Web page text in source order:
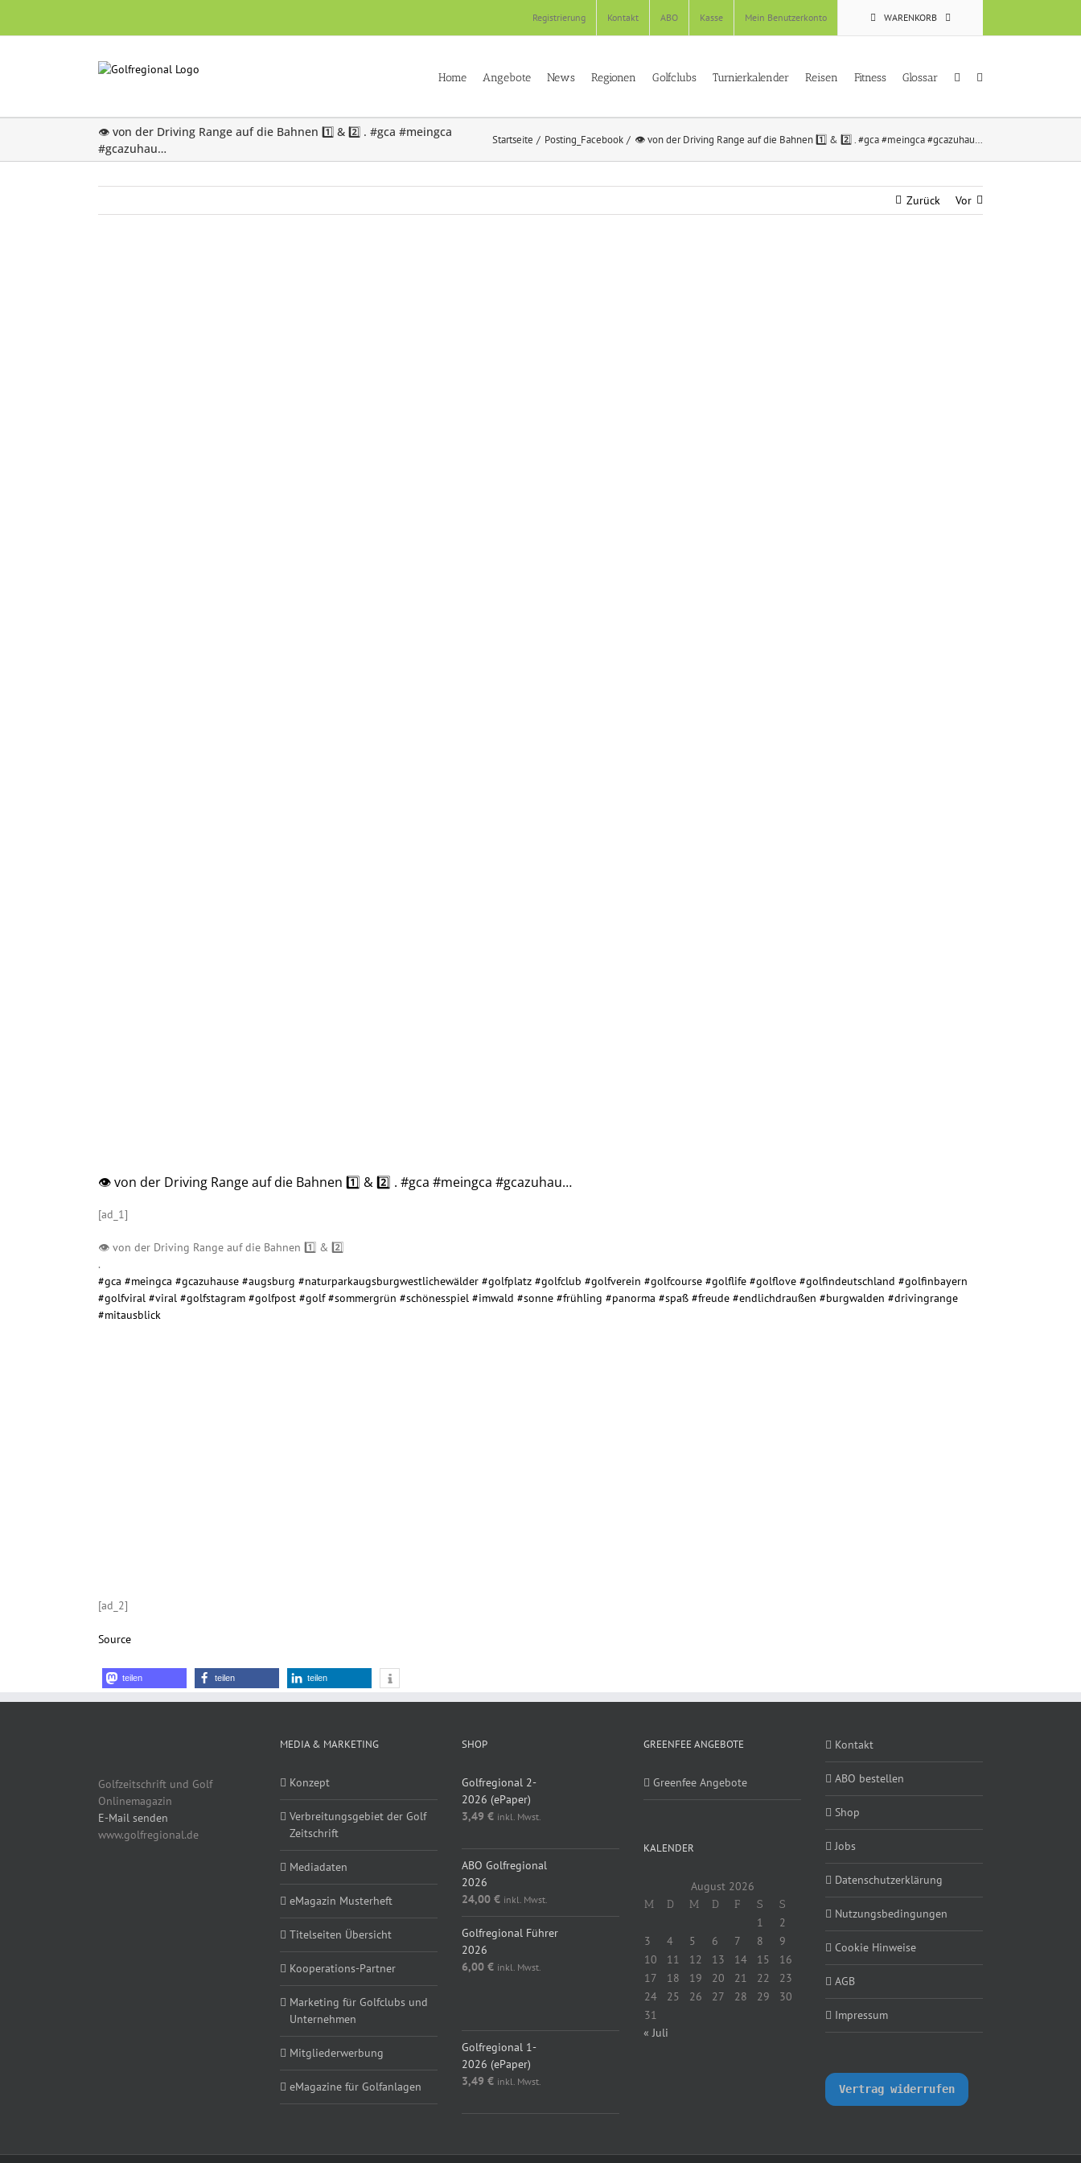
content
Registrierung Kontakt ABO Kasse Mein Benutzerkonto WARENKORB
Home Angebote News Regionen Golfclubs Turnierkalender Reisen Fitness Glossar
👁 von der Driving Range auf die Bahnen 1️⃣ & 2️⃣ . #gca #meingca
#gcazuhau…
Startseite Posting_Facebook 👁 von der Driving Range auf die Bahnen 1️⃣ & 2️⃣ . #gca #meingca #gcazuhau…
Zurück Vor
👁 von der Driving Range auf die Bahnen 1️⃣ & 2️⃣ . #gca #meingca #gcazuhau…
[ad_1]
👁 von der Driving Range auf die Bahnen 1️⃣ & 2️⃣
.
#gca #meingca #gcazuhause #augsburg #naturparkaugsburgwestlichewälder #golfplatz #golfclub #golfverein #golfcourse #golflife #golflove #golfindeutschland #golfinbayern
#golfviral #viral #golfstagram #golfpost #golf #sommergrün #schönesspiel #imwald #sonne #frühling #panorma #spaß #freude #endlichdraußen #burgwalden #drivingrange
#mitausblick
[ad_2]
Source
teilen teilen teilen
Golfzeitschrift und Golf
Onlinemagazin
E-Mail senden
www.golfregional.de
MEDIA & MARKETING
Konzept
Verbreitungsgebiet der Golf
Zeitschrift
Mediadaten
eMagazin Musterheft
Titelseiten Übersicht
Kooperations-Partner
Marketing für Golfclubs und
Unternehmen
Mitgliederwerbung
eMagazine für Golfanlagen
SHOP
Golfregional 2-
2026 (ePaper)
3,49 € inkl. Mwst.
ABO Golfregional
2026
24,00 € inkl. Mwst.
Golfregional Führer
2026
6,00 € inkl. Mwst.
Golfregional 1-
2026 (ePaper)
3,49 € inkl. Mwst.
GREENFEE ANGEBOTE
Greenfee Angebote
KALENDER
August 2026
M D M D F S S
1
2
3
4 5 6 7 8
9
10
11 12 13 14 15
16
17
18 19 20 21 22
23
24
25 26 27 28 29
30
31
« Juli
Kontakt
ABO bestellen
Shop
Jobs
Datenschutzerklärung
Nutzungsbedingungen
Cookie Hinweise
AGB
Impressum
Vertrag widerrufen